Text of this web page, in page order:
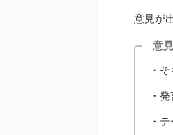
意見が
意
・
・
・